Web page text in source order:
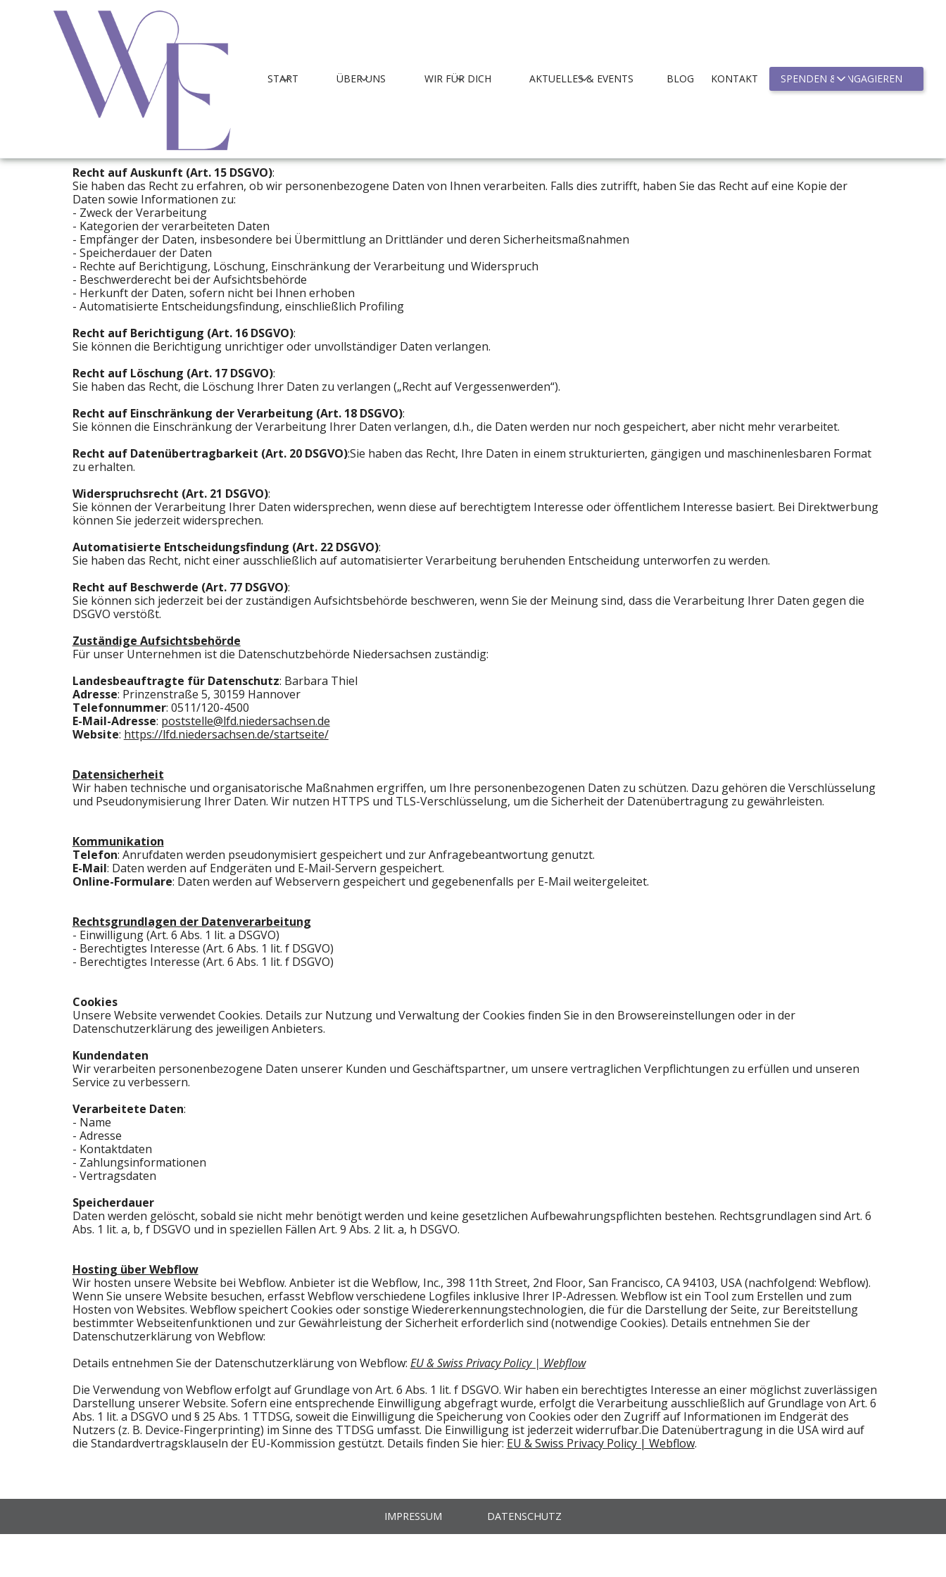
START ÜBER UNS WIR FÜR DICH AKTUELLES & EVENTS BLOG KONTAKT SPENDEN & ENGAGIEREN
DATENSCHUTZ
Informationspflichten gemäß Art. 13 und 14 DSGVO
Um eine faire und transparente Datenverarbeitung sicherzustellen, möchten wir Sie über Ihre Rechte informieren:
Recht auf Auskunft (Art. 15 DSGVO):
Sie haben das Recht zu erfahren, ob wir personenbezogene Daten von Ihnen verarbeiten. Falls dies zutrifft, haben Sie das Recht auf eine Kopie der
Daten sowie Informationen zu:
- Zweck der Verarbeitung
- Kategorien der verarbeiteten Daten
- Empfänger der Daten, insbesondere bei Übermittlung an Drittländer und deren Sicherheitsmaßnahmen
- Speicherdauer der Daten
- Rechte auf Berichtigung, Löschung, Einschränkung der Verarbeitung und Widerspruch
- Beschwerderecht bei der Aufsichtsbehörde
- Herkunft der Daten, sofern nicht bei Ihnen erhoben
- Automatisierte Entscheidungsfindung, einschließlich Profiling
Recht auf Berichtigung (Art. 16 DSGVO):
Sie können die Berichtigung unrichtiger oder unvollständiger Daten verlangen.
Recht auf Löschung (Art. 17 DSGVO):
Sie haben das Recht, die Löschung Ihrer Daten zu verlangen („Recht auf Vergessenwerden“).
Recht auf Einschränkung der Verarbeitung (Art. 18 DSGVO):
Sie können die Einschränkung der Verarbeitung Ihrer Daten verlangen, d.h., die Daten werden nur noch gespeichert, aber nicht mehr verarbeitet.
Recht auf Datenübertragbarkeit (Art. 20 DSGVO):Sie haben das Recht, Ihre Daten in einem strukturierten, gängigen und maschinenlesbaren Format
zu erhalten.
Widerspruchsrecht (Art. 21 DSGVO):
Sie können der Verarbeitung Ihrer Daten widersprechen, wenn diese auf berechtigtem Interesse oder öffentlichem Interesse basiert. Bei Direktwerbung
können Sie jederzeit widersprechen.
Automatisierte Entscheidungsfindung (Art. 22 DSGVO):
Sie haben das Recht, nicht einer ausschließlich auf automatisierter Verarbeitung beruhenden Entscheidung unterworfen zu werden.
Recht auf Beschwerde (Art. 77 DSGVO):
Sie können sich jederzeit bei der zuständigen Aufsichtsbehörde beschweren, wenn Sie der Meinung sind, dass die Verarbeitung Ihrer Daten gegen die
DSGVO verstößt.
Zuständige Aufsichtsbehörde
Für unser Unternehmen ist die Datenschutzbehörde Niedersachsen zuständig:
Landesbeauftragte für Datenschutz: Barbara Thiel
Adresse: Prinzenstraße 5, 30159 Hannover
Telefonnummer: 0511/120-4500
E-Mail-Adresse: poststelle@lfd.niedersachsen.de
Website: https://lfd.niedersachsen.de/startseite/
Datensicherheit
Wir haben technische und organisatorische Maßnahmen ergriffen, um Ihre personenbezogenen Daten zu schützen. Dazu gehören die Verschlüsselung
und Pseudonymisierung Ihrer Daten. Wir nutzen HTTPS und TLS-Verschlüsselung, um die Sicherheit der Datenübertragung zu gewährleisten.
Kommunikation
Telefon: Anrufdaten werden pseudonymisiert gespeichert und zur Anfragebeantwortung genutzt.
E-Mail: Daten werden auf Endgeräten und E-Mail-Servern gespeichert.
Online-Formulare: Daten werden auf Webservern gespeichert und gegebenenfalls per E-Mail weitergeleitet.
Rechtsgrundlagen der Datenverarbeitung
- Einwilligung (Art. 6 Abs. 1 lit. a DSGVO)
- Berechtigtes Interesse (Art. 6 Abs. 1 lit. f DSGVO)
- Berechtigtes Interesse (Art. 6 Abs. 1 lit. f DSGVO)
Cookies
Unsere Website verwendet Cookies. Details zur Nutzung und Verwaltung der Cookies finden Sie in den Browsereinstellungen oder in der
Datenschutzerklärung des jeweiligen Anbieters.
Kundendaten
Wir verarbeiten personenbezogene Daten unserer Kunden und Geschäftspartner, um unsere vertraglichen Verpflichtungen zu erfüllen und unseren
Service zu verbessern.
Verarbeitete Daten:
- Name
- Adresse
- Kontaktdaten
- Zahlungsinformationen
- Vertragsdaten
Speicherdauer
Daten werden gelöscht, sobald sie nicht mehr benötigt werden und keine gesetzlichen Aufbewahrungspflichten bestehen. Rechtsgrundlagen sind Art. 6
Abs. 1 lit. a, b, f DSGVO und in speziellen Fällen Art. 9 Abs. 2 lit. a, h DSGVO.
Hosting über Webflow
Wir hosten unsere Website bei Webflow. Anbieter ist die Webflow, Inc., 398 11th Street, 2nd Floor, San Francisco, CA 94103, USA (nachfolgend: Webflow).
Wenn Sie unsere Website besuchen, erfasst Webflow verschiedene Logfiles inklusive Ihrer IP-Adressen. Webflow ist ein Tool zum Erstellen und zum
Hosten von Websites. Webflow speichert Cookies oder sonstige Wiedererkennungstechnologien, die für die Darstellung der Seite, zur Bereitstellung
bestimmter Webseitenfunktionen und zur Gewährleistung der Sicherheit erforderlich sind (notwendige Cookies). Details entnehmen Sie der
Datenschutzerklärung von Webflow:
Details entnehmen Sie der Datenschutzerklärung von Webflow: EU & Swiss Privacy Policy | Webflow
Die Verwendung von Webflow erfolgt auf Grundlage von Art. 6 Abs. 1 lit. f DSGVO. Wir haben ein berechtigtes Interesse an einer möglichst zuverlässigen
Darstellung unserer Website. Sofern eine entsprechende Einwilligung abgefragt wurde, erfolgt die Verarbeitung ausschließlich auf Grundlage von Art. 6
Abs. 1 lit. a DSGVO und § 25 Abs. 1 TTDSG, soweit die Einwilligung die Speicherung von Cookies oder den Zugriff auf Informationen im Endgerät des
Nutzers (z. B. Device-Fingerprinting) im Sinne des TTDSG umfasst. Die Einwilligung ist jederzeit widerrufbar.Die Datenübertragung in die USA wird auf
die Standardvertragsklauseln der EU-Kommission gestützt. Details finden Sie hier: EU & Swiss Privacy Policy | Webflow.
IMPRESSUM DATENSCHUTZ